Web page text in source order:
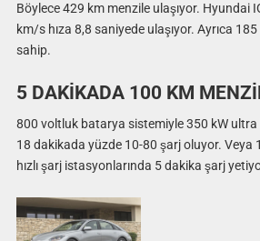
Böylece 429 km menzile ulaşıyor. Hyundai
km/s hıza 8,8 saniyede ulaşıyor. Ayrıca
sahip.
5 DAKİKADA 100 KM
800 voltluk batarya sistemiyle 350 kW ultra
18 dakikada yüzde 10-80 şarj oluyor. Veya
hızlı şarj istasyonlarında 5 dakika şarj